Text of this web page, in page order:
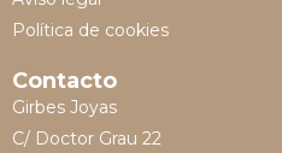
Política de cookies
Contacto
Girbes Joyas
C/ Doctor Grau 22